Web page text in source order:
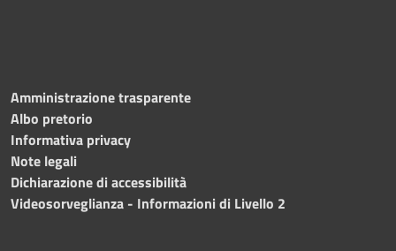
Amministrazione trasparente
Albo pretorio
Informativa privacy
Note legali
Dichiarazione di accessibilità
Videosorveglianza - Informazioni di Livello 2